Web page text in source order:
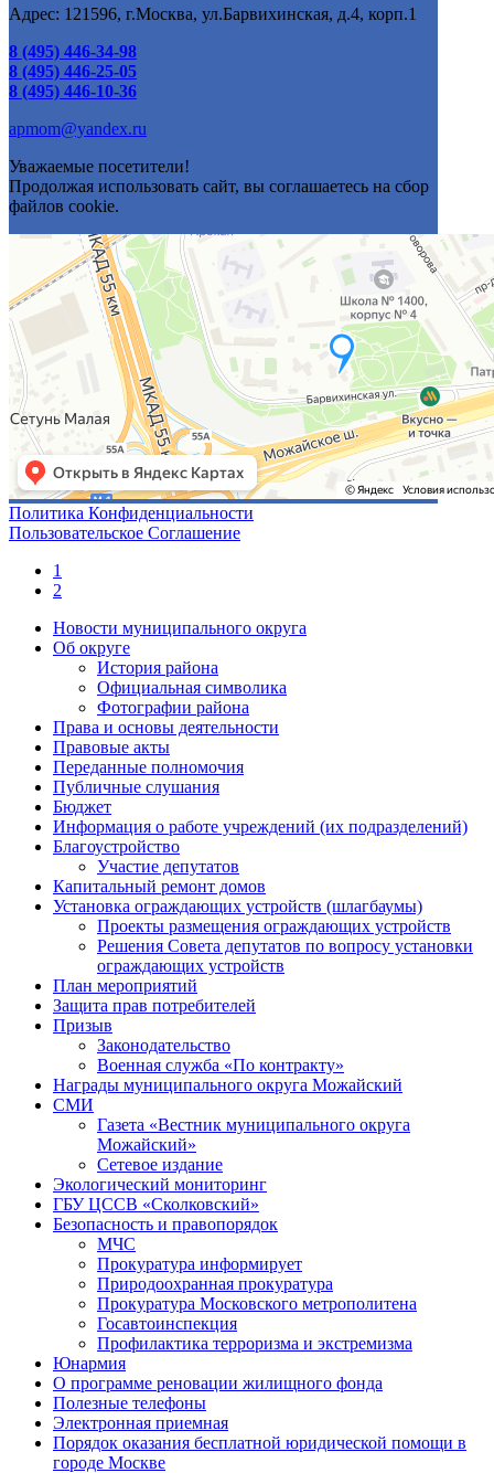
Адрес: 121596, г.Москва, ул.Барвихинская, д.4, корп.1
8 (495) 446-34-98
8 (495) 446-25-05
8 (495) 446-10-36
apmom@yandex.ru
Уважаемые посетители!
Продолжая использовать сайт, вы соглашаетесь на сбор
файлов cookie.
Политика Конфиденциальности
Пользовательское Соглашение
1
2
Новости муниципального округа
Об округе
История района
Официальная символика
Фотографии района
Права и основы деятельности
Правовые акты
Переданные полномочия
Публичные слушания
Бюджет
Информация о работе учреждений (их подразделений)
Благоустройство
Участие депутатов
Капитальный ремонт домов
Установка ограждающих устройств (шлагбаумы)
Проекты размещения ограждающих устройств
Решения Совета депутатов по вопросу установки
ограждающих устройств
План мероприятий
Защита прав потребителей
Призыв
Законодательство
Военная служба «По контракту»
Награды муниципального округа Можайский
СМИ
Газета «Вестник муниципального округа
Можайский»
Сетевое издание
Экологический мониторинг
ГБУ ЦССВ «Сколковский»
Безопасность и правопорядок
МЧС
Прокуратура информирует
Природоохранная прокуратура
Прокуратура Московского метрополитена
Госавтоинспекция
Профилактика терроризма и экстремизма
Юнармия
О программе реновации жилищного фонда
Полезные телефоны
Электронная приемная
Порядок оказания бесплатной юридической помощи в
городе Москве